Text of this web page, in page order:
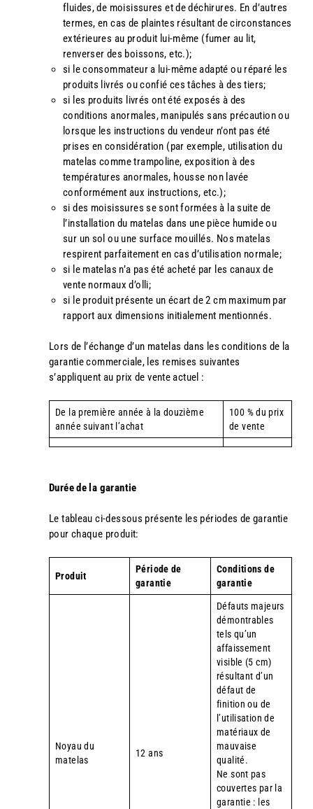
fluides, de moisissures et de déchirures. En d’autres
termes, en cas de plaintes résultant de circonstances
extérieures au produit lui-même (fumer au lit,
renverser des boissons, etc.);
si le consommateur a lui-même adapté ou réparé les
produits livrés ou confié ces tâches à des tiers;
si les produits livrés ont été exposés à des
conditions anormales, manipulés sans précaution ou
lorsque les instructions du vendeur n’ont pas été
prises en considération (par exemple, utilisation du
matelas comme trampoline, exposition à des
températures anormales, housse non lavée
conformément aux instructions, etc.);
si des moisissures se sont formées à la suite de
l’installation du matelas dans une pièce humide ou
sur un sol ou une surface mouillés. Nos matelas
respirent parfaitement en cas d’utilisation normale;
si le matelas n’a pas été acheté par les canaux de
vente normaux d’olli;
si le produit présente un écart de 2 cm maximum par
rapport aux dimensions initialement mentionnés.
Lors de l’échange d’un matelas dans les conditions de la
garantie commerciale, les remises suivantes
s’appliquent au prix de vente actuel :
De la première année à la douzième
année suivant l’achat
100 % du prix
de vente
Durée de la garantie
Le tableau ci-dessous présente les périodes de garantie
pour chaque produit:
Produit
Période de
garantie
Conditions de
garantie
Noyau du
matelas
12 ans
Défauts majeurs
démontrables
tels qu’un
affaissement
visible (5 cm)
résultant d’un
défaut de
finition ou de
l’utilisation de
matériaux de
mauvaise
qualité.
Ne sont pas
couvertes par la
garantie : les